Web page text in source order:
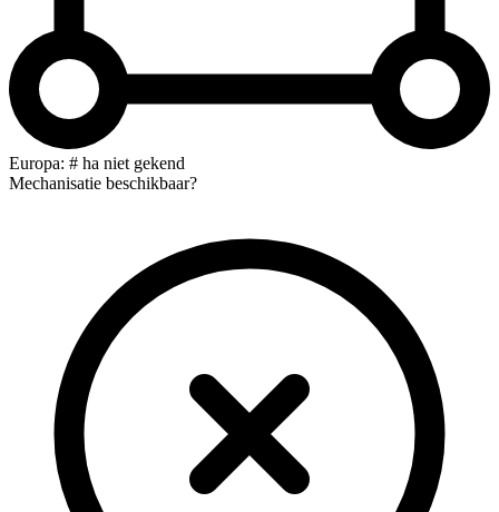
Europa: # ha niet gekend
Mechanisatie beschikbaar?